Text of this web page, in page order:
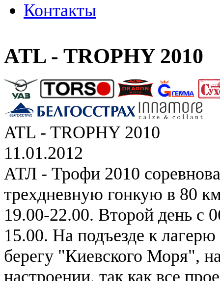
Контакты
ATL - TROPHY 2010
ATL - TROPHY 2010
11.01.2012
АТЛ - Трофи 2010
трехдневную гонкую в 80
19.00-22.00. Второй день с
15.00. На подъезде к
берегу "Киевского Моря",
настроении, так как все